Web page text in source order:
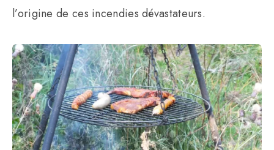
l’origine de ces incendies dévastateurs.